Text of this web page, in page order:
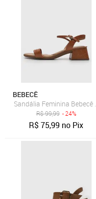
BEBECÊ
Sandália Feminina
R$99,99 - 24%
R$75,99 no Pix